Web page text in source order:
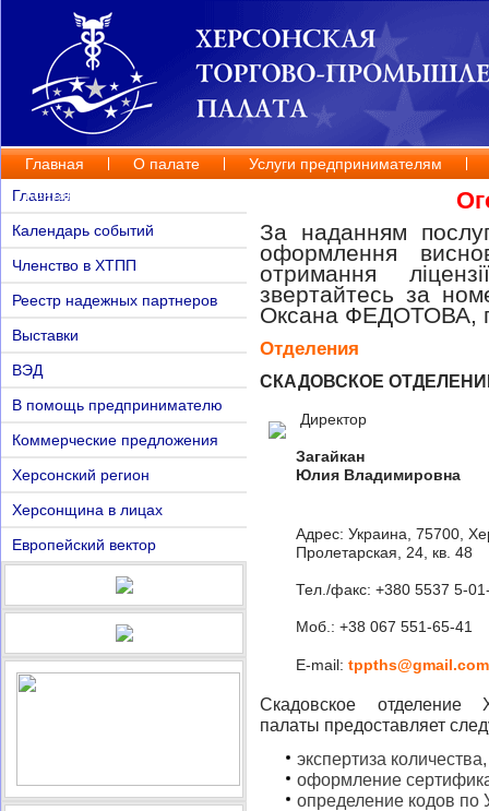
Главная О палате
Услуги предпринимателям
Контакты
Главная
Календарь событий
Членство в ХТПП
Реестр надежных партнеров
Выставки
ВЭД
В помощь предпринимателю
Коммерческие предложения
Херсонский регион
Херсонщина в лицах
Европейский вектор
За наданням
оформлення
отримання
звертайтесь за
Оксана ФЕДОТОВА,
Отделения
СКАДОВСКОЕ
Директор
Загайкан
Юлия Владимировна
Адрес: Украина, 75700,
Пролетарская, 24, кв. 48
Тел./факс: +380 5537 5-
Моб.: +38 067 551-65-41
E-mail: tppths@gmail.com
Скадовское отделение
палаты предоставляет
экспертиза
оформление
определение кодов